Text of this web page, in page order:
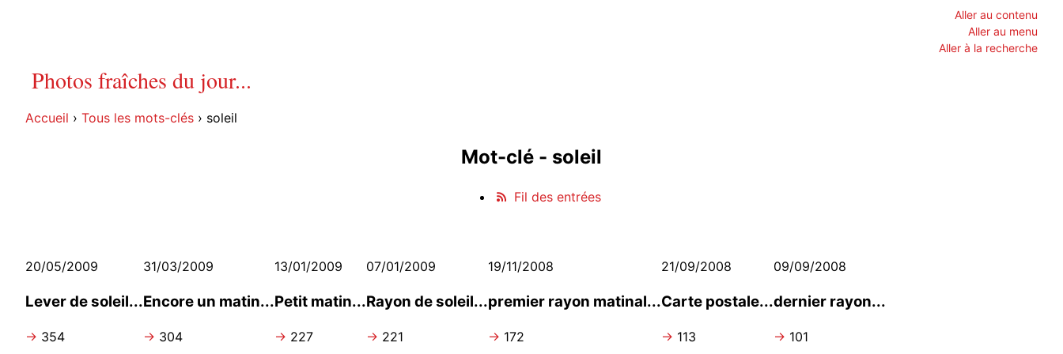
Aller au contenu
Aller au menu
Aller à la recherche
Photos fraîches du jour...
Accueil › Tous les mots-clés › soleil
Mot-clé - soleil
Fil des entrées
20/05/2009
Lever de soleil...
→ 354
31/03/2009
Encore un matin...
→ 304
13/01/2009
Petit matin...
→ 227
07/01/2009
Rayon de soleil...
→ 221
19/11/2008
premier rayon matinal...
→ 172
21/09/2008
Carte postale...
→ 113
09/09/2008
dernier rayon...
→ 101